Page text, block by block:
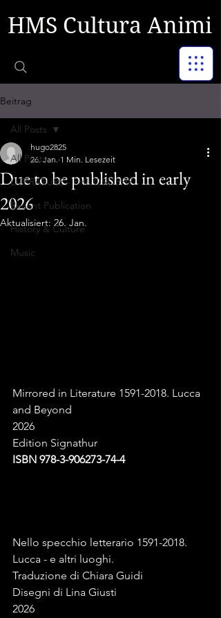
HMS Cultura Animi
Beitrag
All Posts
LITERATURE - PHILOSOPHY
Recent Publication
History & Culture
Music
All Posts
Due to be published in early
2026
hugo2825
26. Jan. 1 Min. Lesezeit
Aktualisiert: 26. Jan.
Mirrored in Literature 1591-2018. Lucca
and Beyond
2026
Edition Signathur
ISBN 978-3-906273-74-4
Nello specchio letterario 1591-2018.
Lucca - e altri luoghi.
Traduzione di Chiara Guidi
Disegni di Lina Giusti
2026